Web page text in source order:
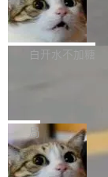
库继续执行。存储
样的次旗舰。
Z Flip8三款折叠屏
部搭载骁龙8 Elite
ltaDB 的核心思路
眼的位置：「
mits」——软件是
是把这段空隙补上
aDB 捕获 commit
SpaceXAI 单季资
根据风险投资人
析）披露的最新分
微软同期总资本开
bet、微软以及
ceXAI的资金消耗
白开水不加糖
一个在终端里运行
1.2，驱动这个
你可以用 curl -
局
美团开源